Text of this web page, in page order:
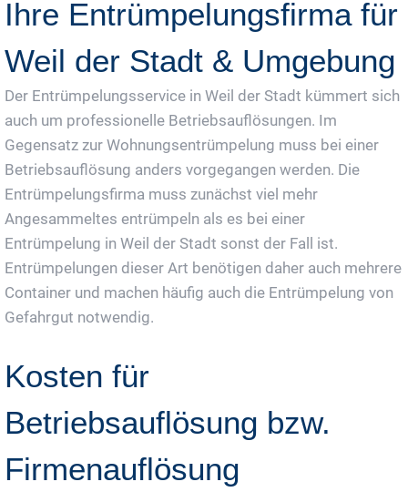
Ihre Entrümpelungsfirma für
Weil der Stadt & Umgebung
Der Entrümpelungsservice in Weil der Stadt kümmert sich
auch um professionelle Betriebsauflösungen. Im
Gegensatz zur Wohnungsentrümpelung muss bei einer
Betriebsauflösung anders vorgegangen werden. Die
Entrümpelungsfirma muss zunächst viel mehr
Angesammeltes entrümpeln als es bei einer
Entrümpelung in Weil der Stadt sonst der Fall ist.
Entrümpelungen dieser Art benötigen daher auch mehrere
Container und machen häufig auch die Entrümpelung von
Gefahrgut notwendig.
Kosten für
Betriebsauflösung bzw.
Firmenauflösung